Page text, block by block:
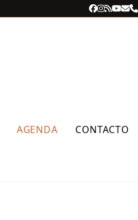
Facebook
RSS
AGENDA CONTACTO